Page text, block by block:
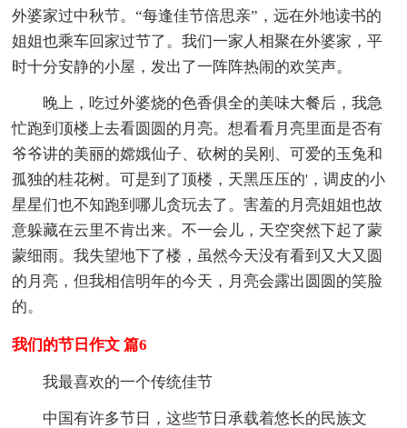
外婆家过中秋节。“每逢佳节倍思亲”，远在外地读书的
姐姐也乘车回家过节了。我们一家人相聚在外婆家，平
时十分安静的小屋，发出了一阵阵热闹的欢笑声。
晚上，吃过外婆烧的色香俱全的美味大餐后，我急
忙跑到顶楼上去看圆圆的月亮。想看看月亮里面是否有
爷爷讲的美丽的嫦娥仙子、砍树的吴刚、可爱的玉兔和
孤独的桂花树。可是到了顶楼，天黑压压的'，调皮的小
星星们也不知跑到哪儿贪玩去了。害羞的月亮姐姐也故
意躲藏在云里不肯出来。不一会儿，天空突然下起了蒙
蒙细雨。我失望地下了楼，虽然今天没有看到又大又圆
的月亮，但我相信明年的今天，月亮会露出圆圆的笑脸
的。
我们的节日作文 篇6
我最喜欢的一个传统佳节
中国有许多节日，这些节日承载着悠长的民族文